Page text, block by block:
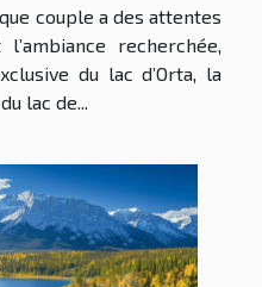
couple a des attentes
recherchée,
du lac d’Orta, la
lac de...